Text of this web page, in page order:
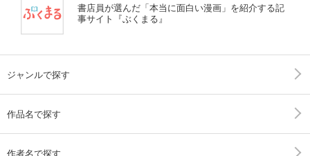
書店員が選んだ「本当に面白い漫画」を紹介する記
事サイト『ぶくまる』
ジャンルで探す
作品名で探す
作者名で探す